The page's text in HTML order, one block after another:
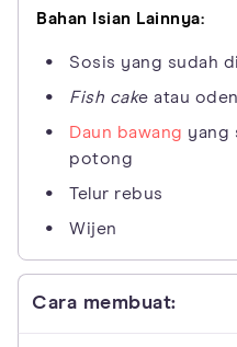
Bahan Isian Lainnya:
Sosis yang sudah
Fish cake atau
Daun bawang yang
potong
Telur rebus
Wijen
Cara membuat: